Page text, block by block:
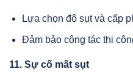
Lựa chọn độ sụt và cấp
Đảm bảo công tác thi
11. Sự cố mất sụt